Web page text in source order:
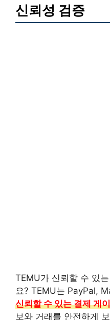
신뢰성 검증
TEMU가 신뢰할 수 있
요? TEMU는 PayPal,
신뢰할 수 있는 결제 게
보와 거래를 안전하게